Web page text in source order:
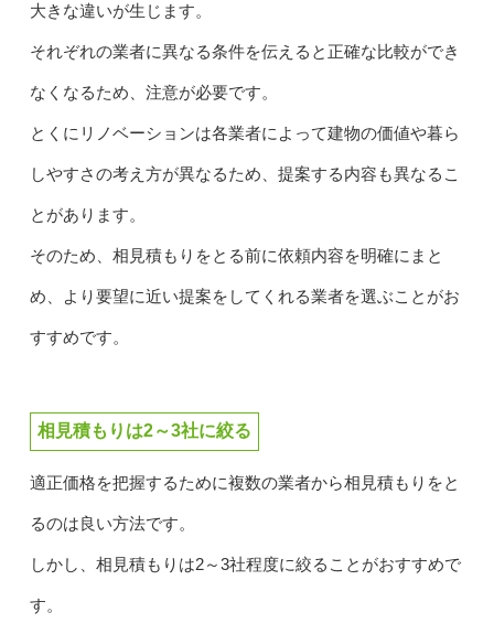
大きな違いが生じます。
それぞれの業者に異なる条件を伝えると正確な比較ができ
なくなるため、注意が必要です。
とくにリノベーションは各業者によって建物の価値や暮ら
しやすさの考え方が異なるため、提案する内容も異なるこ
とがあります。
そのため、相見積もりをとる前に依頼内容を明確にまと
め、より要望に近い提案をしてくれる業者を選ぶことがお
すすめです。
相見積もりは2～3社に絞る
適正価格を把握するために複数の業者から相見積もりをと
るのは良い方法です。
しかし、相見積もりは2～3社程度に絞ることがおすすめで
す。